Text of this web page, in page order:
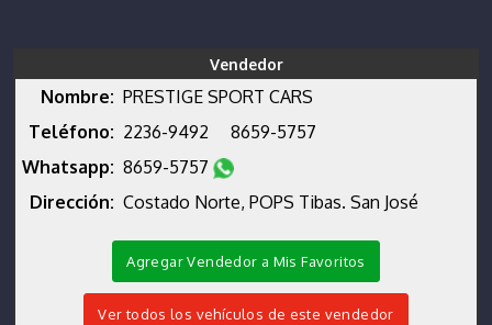
Vendedor
Nombre: PRESTIGE SPORT CARS
Teléfono: 2236-9492
8659-5757
Whatsapp: 8659-5757
Dirección: Costado Norte, POPS Tibas. San José
Agregar Vendedor a Mis Favoritos
Ver todos los vehículos de este vendedor